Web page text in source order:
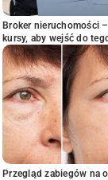
Broker nieruchomości
kursy, aby wejść do
Przegląd zabiegów na